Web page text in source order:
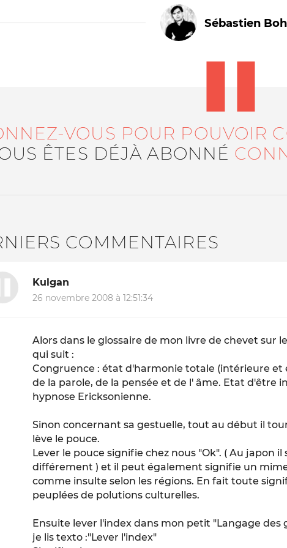
Le médiateur L'équipe
Sébastien
VOUS POUR POUVOIR
ÊTES DÉJÀ ABONNÉ
COMMENTAIRES
Kulgan
26 novembre 2008 à 12:51:34
Alors dans le glossaire de mon livre de chevet sur
qui suit :
Congruence : état d'harmonie totale (intérieure et
de la parole, de la pensée et de l' âme. Etat d'être
hypnose Ericksonienne.
Sinon concernant sa gestuelle, tout au début il
lève le pouce.
Lever le pouce signifie chez nous "Ok". ( Au japon
différement ) et il peut également signifie un
comme insulte selon les régions. En fait toute
peuplées de polutions culturelles.
Ensuite lever l'index dans mon petit "Langage des
je lis texto :"Lever l'index"